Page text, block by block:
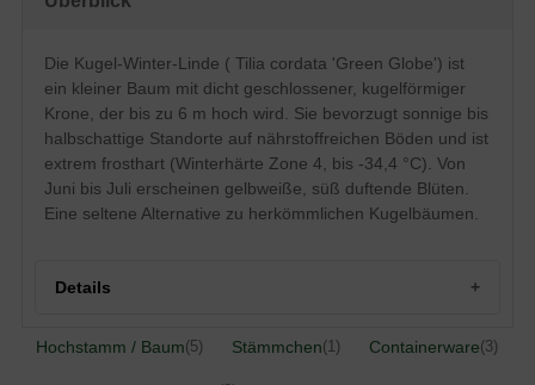
Blatt
Herzförmig, Oberseite dunkelgrün,
Unterseite blaugrün, Herbstfärbung gelb,
3 bis 10 cm lang
Frucht
Runde, graue Früchte, anfangs filzig und
später kahl
Blüte
Gelbweiß, süß duftend
Blütezeit
Juni / Juli
Frischtriebe anfangs rotbraun und
Wurzeln
Sonnig bis halbschattig
Die Kugel-Winter-Linde ( Tilia cordata 'Green Globe') ist
ein kleiner Baum mit dicht geschlossener, kugelförmiger
Krone, der bis zu 6 m hoch wird. Sie bevorzugt sonnige bis
halbschattige Standorte auf nährstoffreichen Böden und ist
extrem frosthart (Winterhärte Zone 4, bis -34,4 °C). Von
Juni bis Juli erscheinen gelbweiße, süß duftende Blüten.
Eine seltene Alternative zu herkömmlichen Kugelbäumen.
Details
Hochstamm / Baum(5) Stämmchen(1) Containerware(3)